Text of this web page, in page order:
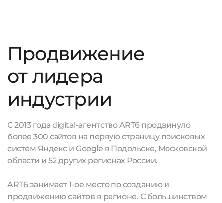
Продвижение
от лидера
индустрии
С 2013 года digital-агентство ART6 продвинуло
более 300 сайтов на первую страницу поисковых
систем Яндекс и Google в Подольске, Московской
области и 52 других регионах России.
ART6 занимает 1-ое место по созданию и
продвижению сайтов в регионе. С большинством